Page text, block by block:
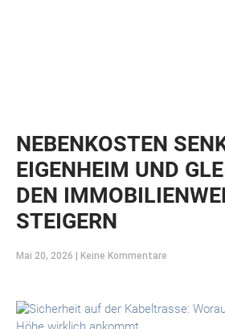
NEBENKOSTEN
EIGENHEIM UND
DEN
STEIGERN
Mai 20, 2026 Keine Kommentare